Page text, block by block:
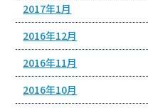
2017年1月
2016年12月
2016年11月
2016年10月